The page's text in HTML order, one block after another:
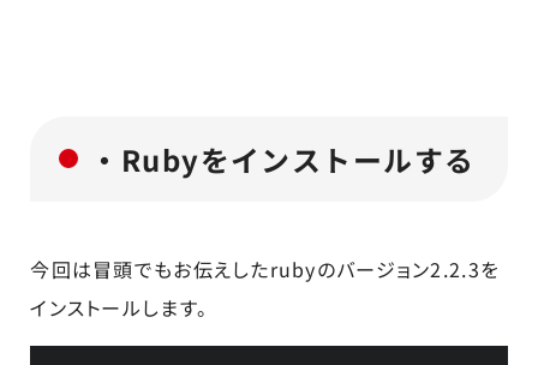
・Rubyをインストールする
今回は冒頭でもお伝えしたrubyのバージョン2.2.3を
インストールします。